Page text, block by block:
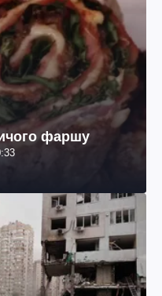
фаршу